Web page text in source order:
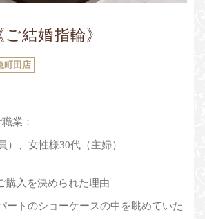
結婚指輪》
町田店
業：
）、女性様30代（主婦）
購入を決められた理由
ートのショーケースの中を眺めていた